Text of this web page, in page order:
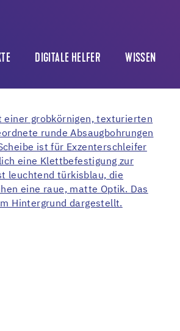
DIGITALE HELFER WISSEN